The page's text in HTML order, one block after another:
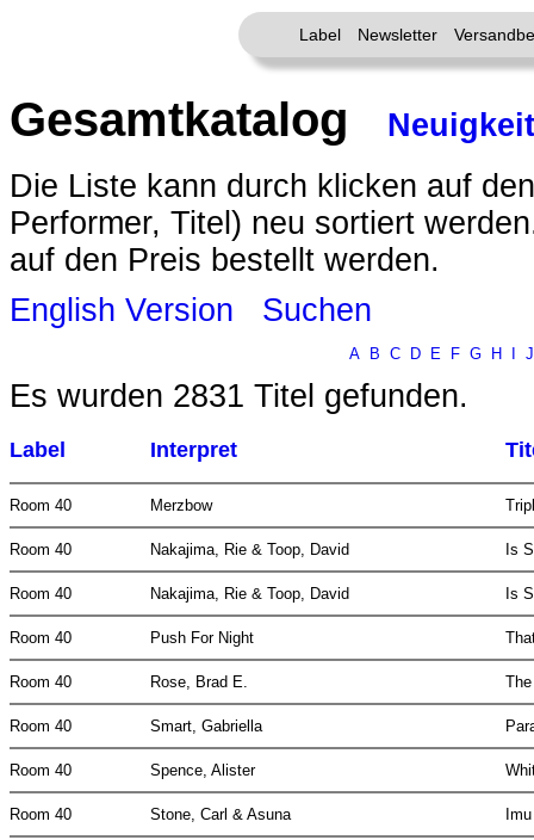
Label Newsletter
Gesamtkatalog
Die Liste kann durch klicken auf
Performer, Titel) neu sortiert
auf den Preis bestellt werden.
English Version
Suchen
A B C D E F G H J
Es wurden 2831 Titel gefunden.
Label Interpret
Room 40 Merzbow
Room 40 Nakajima, Rie & Toop, David Is
Room 40 Nakajima, Rie & Toop, David Is
Room 40 Push For Night
Room 40 Rose, Brad E.
Room 40 Smart, Gabriella
Room 40 Spence, Alister
Room 40 Stone, Carl & Asuna